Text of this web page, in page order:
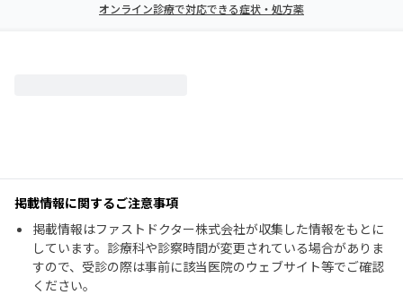
オンライン診療で対応できる症状・処方薬
掲載情報に関するご注意事項
掲載情報はファストドクター株式会社が収集した情報をもとに
しています。診療科や診察時間が変更されている場合がありま
すので、受診の際は事前に該当医院のウェブサイト等でご確認
ください。